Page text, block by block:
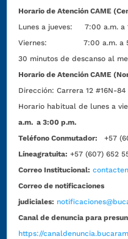
Horario de Atención CAME
Lunes a jueves: 7:00 a.m. a
Viernes: 7:00 a.m. a 5:00
30 minutos de descanso al
Horario de Atención CAME
Dirección:Carrera 12 #16N-
Horario habitual de lunes a
a.m. a 3:00 p.m.
Teléfono Conmutador:
+57
Líneagratuita: +57 (607) 652
Correo Institucional:
Correo de notificaciones
judiciales:
Canal de denuncia para
https://